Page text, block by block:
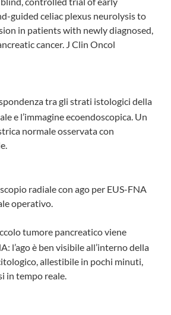
guided celiac plexus neurolysis to
in patients with newly diagnosed,
cancer. J Clin Oncol
tra gli strati istologici della
e l’immagine ecoendoscopica. Un
normale osservata con
radiale con ago per EUS-FNA
operativo.
tumore pancreatico viene
l’ago è ben visibile all’interno della
allestibile in pochi minuti,
in tempo reale.